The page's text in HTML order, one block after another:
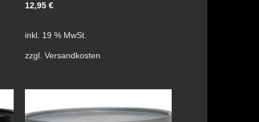
12,95€
inkl. 19 % MwSt.
zzgl.Versandkosten